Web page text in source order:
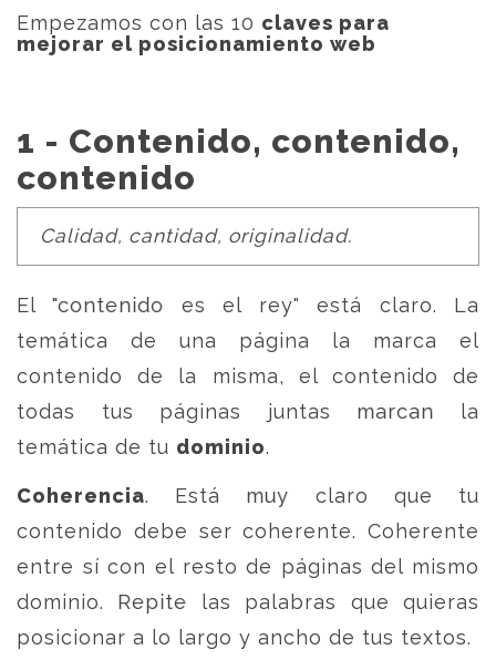
Empezamos con las 10 claves para
mejorar el posicionamiento web
1 - Contenido, contenido,
contenido
Calidad, cantidad, originalidad.
El "contenido es el rey" está claro. La
temática de una página la marca el
contenido de la misma, el contenido de
todas tus páginas juntas marcan la
temática de tu dominio.
Coherencia. Está muy claro que tu
contenido debe ser coherente. Coherente
entre sí con el resto de páginas del mismo
dominio. Repite las palabras que quieras
posicionar a lo largo y ancho de tus textos.